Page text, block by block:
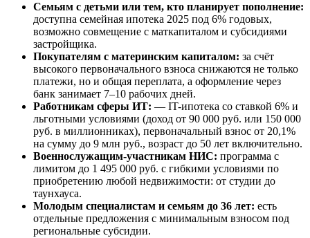
Семьям с детьми или тем, кто планирует пополнение:
доступна семейная ипотека 2025 под 6% годовых,
возможно совмещение с маткапиталом и субсидиями
застройщика.
Покупателям с материнским капиталом: за счёт
высокого первоначального взноса снижаются не только
платежи, но и общая переплата, а оформление через
банк занимает 7–10 рабочих дней.
Работникам сферы ИТ: — IT-ипотека со ставкой 6% и
льготными условиями (доход от 90 000 руб. или 150 000
руб. в миллионниках), первоначальный взнос от 20,1%
на сумму до 9 млн руб., возраст до 50 лет включительно.
Военнослужащим-участникам НИС: программа с
лимитом до 1 495 000 руб. с гибкими условиями по
приобретению любой недвижимости: от студии до
таунхауса.
Молодым специалистам и семьям до 36 лет: есть
отдельные предложения с минимальным взносом под
региональные субсидии.